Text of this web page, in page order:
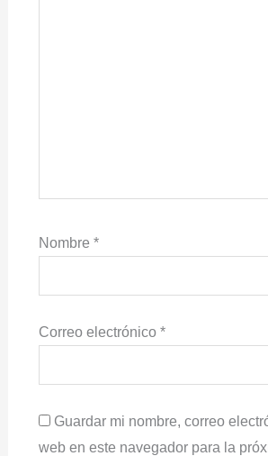
Nombre *
Correo electrónico *
Guardar mi nombre, correo
web en este navegador para la